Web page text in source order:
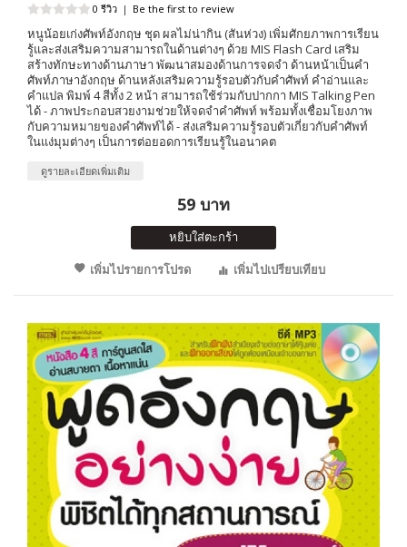
0 รีวิว | Be the first to review
หนูน้อยเก่งศัพท์อังกฤษ ชุด ผลไม่น่ากิน (สันห่วง) เพิ่มศักยภาพการเรียน
รู้และส่งเสริมความสามารถในด้านต่างๆ ด้วย MIS Flash Card เสริม
สร้างทักษะทางด้านภาษา พัฒนาสมองด้านการจดจำ ด้านหน้าเป็นคำ
ศัพท์ภาษาอังกฤษ ด้านหลังเสริมความรู้รอบตัวกับคำศัพท์ คำอ่านและ
คำแปล พิมพ์ 4 สีทั้ง 2 หน้า สามารถใช้ร่วมกับปากกา MIS Talking Pen
ได้ - ภาพประกอบสวยงามช่วยให้จดจำคำศัพท์ พร้อมทั้งเชื่อมโยงภาพ
กับความหมายของคำศัพท์ได้ - ส่งเสริมความรู้รอบตัวเกี่ยวกับคำศัพท์
ในแง่มุมต่างๆ เป็นการต่อยอดการเรียนรู้ในอนาคต
ดูรายละเอียดเพิ่มเติม
59 บาท
หยิบใส่ตะกร้า
เพิ่มไปรายการโปรด
เพิ่มไปเปรียบเทียบ